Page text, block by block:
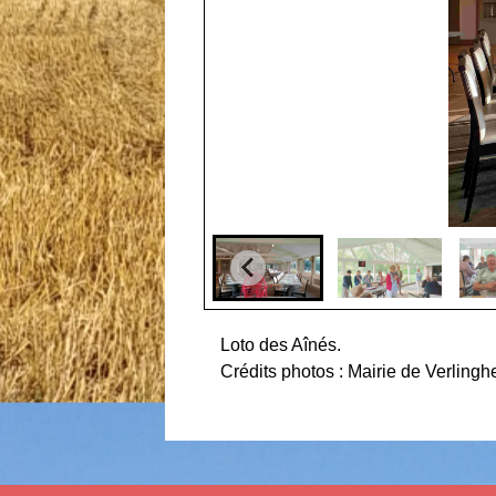
Loto des Aînés.
Crédits photos : Mairie de